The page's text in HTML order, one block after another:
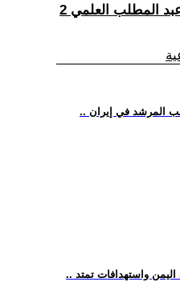
المرشد في إيران
اليمن واستهدافات تمتد